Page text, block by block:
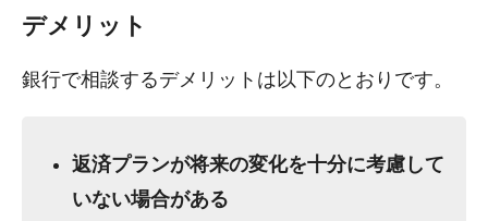
デメリット
銀行で相談するデメリットは以下のとおりです。
返済プランが将来の変化を十分に考慮して
いない場合がある